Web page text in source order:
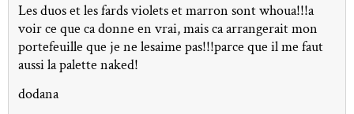
Les duos et les fards violets et marron sont whoua!!!a
voir ce que ca donne en vrai, mais ca arrangerait mon
portefeuille que je ne lesaime pas!!!parce que il me faut
aussi la palette naked!
dodana